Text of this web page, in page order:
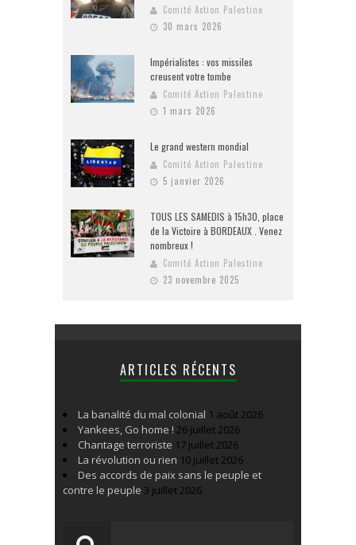
Comité Action Palestine
30 mars 2026
Impérialistes : vos missiles
creusent votre tombe
Comité Action Palestine
1 mars 2026
Le grand western mondial
Comité Action Palestine
5 janvier 2026
TOUS LES SAMEDIS à 15h30, place
de la Victoire à BORDEAUX . Venez
nombreux !
Comité Action Palestine
23 novembre 2025
ARTICLES RÉCENTS
La banalité du mal colonial 1 août 2026
Yankees, Go home ! 26 juillet 2026
Chantage terroriste 17 juillet 2026
La révolution ou rien 10 juillet 2026
Des accords de paix sans le peuple et
contre le peuple 3 juillet 2026